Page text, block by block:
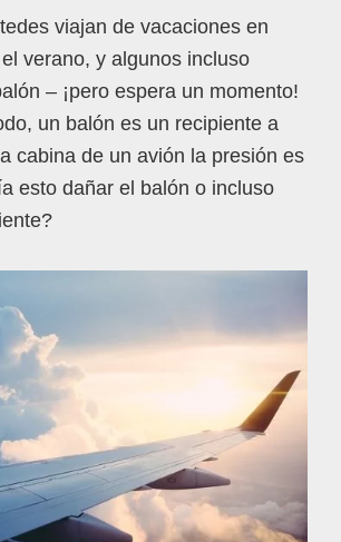
viajan de vacaciones en
verano, y algunos incluso
– ¡pero espera un momento!
un balón es un recipiente a
cabina de un avión la presión es
esto dañar el balón o incluso